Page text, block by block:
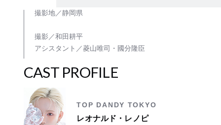
撮影地／静岡県
撮影／和田耕平
アシスタント／菱山唯司・國分隆臣
CAST PROFILE
TOP DANDY TOKYO
レオナルド・レノピ